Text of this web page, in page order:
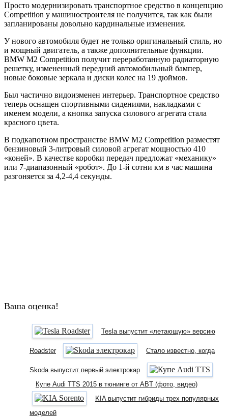
Просто модернизировать транспортное средство в концепцию
Competition у машиностроителя не получится, так как были
запланированы довольно кардинальные изменения.
У нового автомобиля будет не только оригинальный стиль, но
и мощный двигатель, а также дополнительные функции.
BMW M2 Competition получит переработанную радиаторную
решетку, измененный передний автомобильный бампер,
новые боковые зеркала и диски колес на 19 дюймов.
Был частично видоизменен интерьер. Транспортное средство
теперь оснащен спортивными сидениями, накладками с
именем модели, а кнопка запуска силового агрегата стала
красного цвета.
В подкапотном пространстве BMW M2 Competition разместят
бензиновый 3-литровый силовой агрегат мощностью 410
«коней». В качестве коробки передач предложат «механику»
или 7-диапазонный «робот». До 1-й сотни км в час машина
разгоняется за 4,2-4,4 секунды.
Ваша оценка!
Tesla выпустит «летающую» версию
Roadster Стало известно, когда
Skoda выпустит первый электрокар
Купе Audi TTS 2015 в тюнинге от ABT (фото, видео)
KIA выпустит гибриды трех популярных
моделей